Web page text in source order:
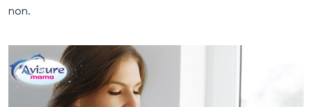
non.